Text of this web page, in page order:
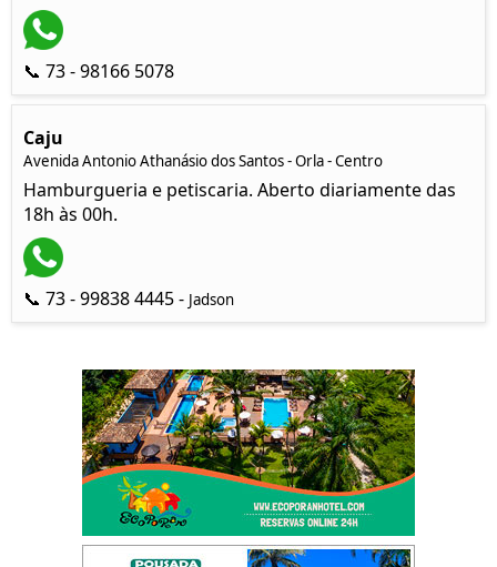
📞 73 - 98166 5078
Caju
Avenida Antonio Athanásio dos Santos - Orla - Centro
Hamburgueria e petiscaria. Aberto diariamente das
18h às 00h.
📞 73 - 99838 4445 - Jadson